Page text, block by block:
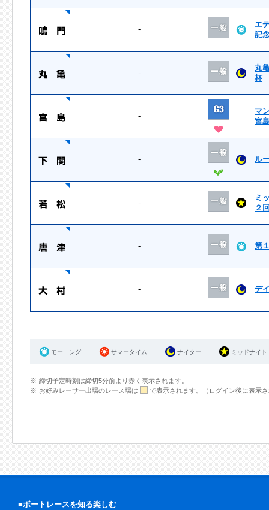
-
エ
記
-
丸
杯
-
マ
宮
- ル
-
ミ
２
- 第
- デ
モーニング サマータイム ナイター ミッドナイト
締切予定時刻は締切5分前より赤く表示されます。
お好みレーサー出場のレース場は
で表示されます。（ログイン後に表示
■ボートレースを知る楽しむ